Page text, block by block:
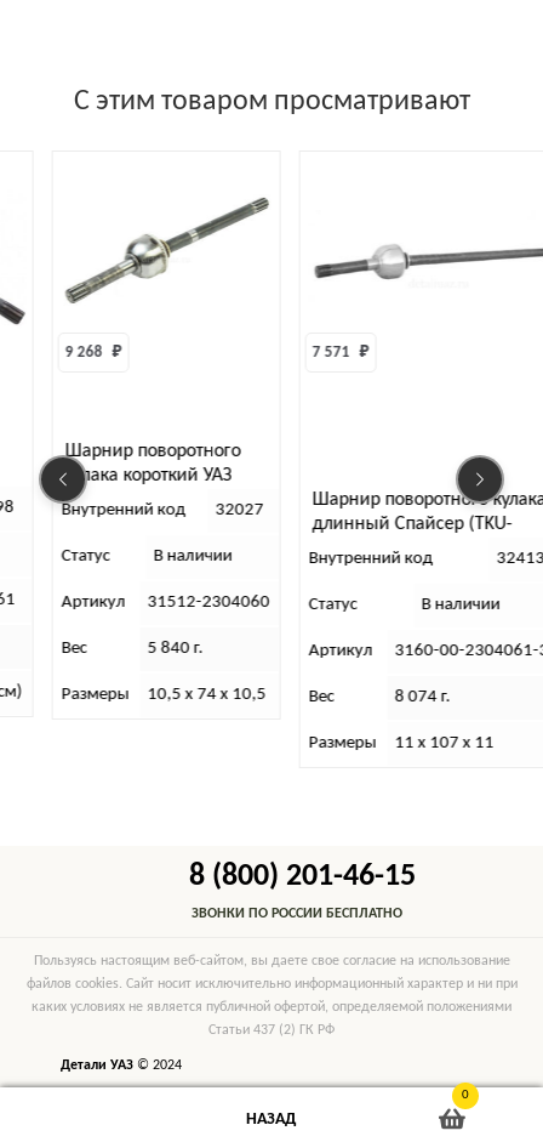
С этим товаром просматривают
УАЗ
Бирфильд, г.
код 32027
В наличии
31512-2304060
5 840 г.
10,5 х 74 х 10,5
Шарнир поворотного кулака
длинный Спайсер (TKU-
2304061-61)
Внутренний код 32413
Статус В наличии
Артикул 3160-00-2304061-395
Вес 8 074 г.
11 х 107 х 11
кулака
8 (800) 201-46-15
ЗВОНКИ ПО РОССИИ БЕСПЛАТНО
0
Пользуясь настоящим веб-сайтом, вы даете свое согласие на использование
файлов cookies. Сайт носит исключительно информационный характер и ни при
каких условиях не является публичной офертой, определяемой положениями
Статьи 437 (2) ГК РФ
Детали УАЗ © 2024